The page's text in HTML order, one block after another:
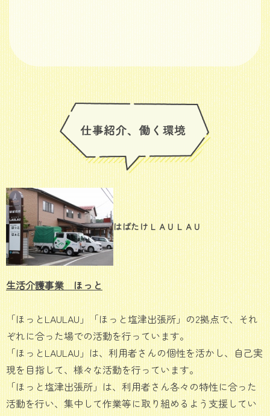
はばたけＬＡＵＬＡＵ
生活介護事業 ほっと
「ほっとLAULAU」「ほっと塩津出張所」の2拠点で、それ
ぞれに合った場での活動を行っています。
「ほっとLAULAU」は、利用者さんの個性を活かし、自己実
現を目指して、様々な活動を行っています。
「ほっと塩津出張所」は、利用者さん各々の特性に合った
活動を行い、集中して作業等に取り組めるよう支援してい